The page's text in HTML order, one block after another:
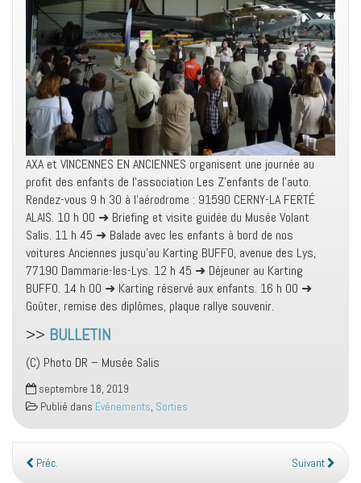
AXA et VINCENNES EN ANCIENNES organisent une journée au
profit des enfants de l’association Les Z’enfants de l’auto.
Rendez-vous 9 h 30 à l’aérodrome : 91590 CERNY-LA FERTÉ
ALAIS. 10 h 00 ➜ Briefing et visite guidée du Musée Volant
Salis. 11 h 45 ➜ Balade avec les enfants à bord de nos
voitures Anciennes jusqu’au Karting BUFFO, avenue des Lys,
77190 Dammarie-les-Lys. 12 h 45 ➜ Déjeuner au Karting
BUFFO. 14 h 00 ➜ Karting réservé aux enfants. 16 h 00 ➜
Goûter, remise des diplômes, plaque rallye souvenir.
>> BULLETIN
(C) Photo DR – Musée Salis
septembre 18, 2019
Publié dans Evénements, Sorties
Préc. Suivant